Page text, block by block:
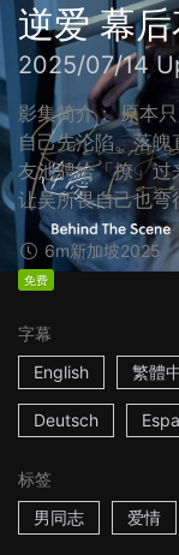
逆爱 幕
2025/07/14
影集简介： 原本
自己先沦陷。落
友池骋给「撩」
让吴所畏自己也弯
6m新加坡2025
免费
字幕
English
繁體
Deutsch
标签
男同志
爱情